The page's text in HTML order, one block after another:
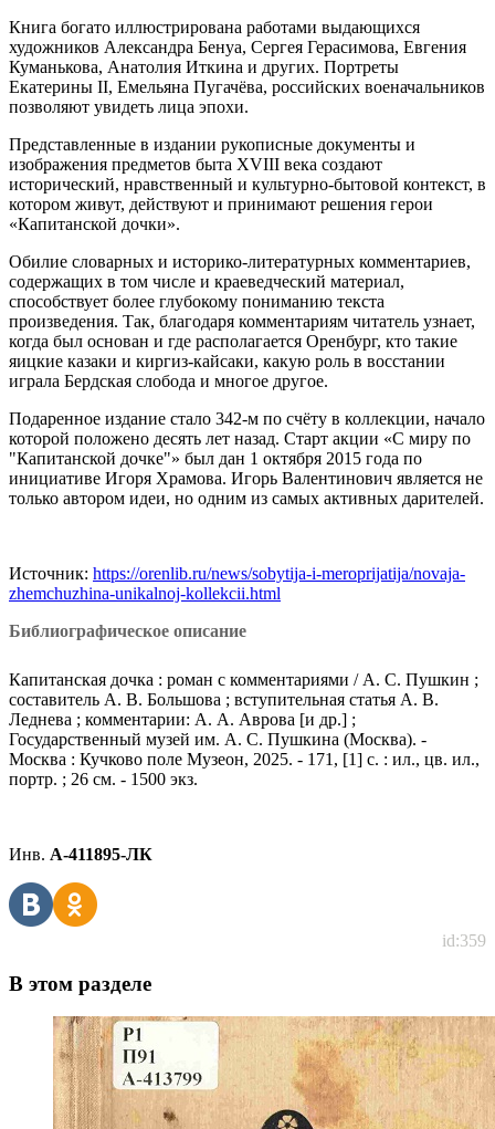
Книга богато иллюстрирована работами выдающихся
художников Александра Бенуа, Сергея Герасимова, Евгения
Куманькова, Анатолия Иткина и других. Портреты
Екатерины II, Емельяна Пугачёва, российских военачальников
позволяют увидеть лица эпохи.
Представленные в издании рукописные документы и
изображения предметов быта XVIII века создают
исторический, нравственный и культурно-бытовой контекст, в
котором живут, действуют и принимают решения герои
«Капитанской дочки».
Обилие словарных и историко-литературных комментариев,
содержащих в том числе и краеведческий материал,
способствует более глубокому пониманию текста
произведения. Так, благодаря комментариям читатель узнает,
когда был основан и где располагается Оренбург, кто такие
яицкие казаки и киргиз-кайсаки, какую роль в восстании
играла Бердская слобода и многое другое.
Подаренное издание стало 342-м по счёту в коллекции, начало
которой положено десять лет назад. Старт акции «С миру по
"Капитанской дочке"» был дан 1 октября 2015 года по
инициативе Игоря Храмова. Игорь Валентинович является не
только автором идеи, но одним из самых активных дарителей.
Источник: https://orenlib.ru/news/sobytija-i-meroprijatija/novaja-
zhemchuzhina-unikalnoj-kollekcii.html
Библиографическое описание
Капитанская дочка : роман с комментариями / А. С. Пушкин ;
составитель А. В. Большова ; вступительная статья А. В.
Леднева ; комментарии: А. А. Аврова [и др.] ;
Государственный музей им. А. С. Пушкина (Москва). -
Москва : Кучково поле Музеон, 2025. - 171, [1] с. : ил., цв. ил.,
портр. ; 26 см. - 1500 экз.
Инв. А-411895-ЛК
id:359
В этом разделе